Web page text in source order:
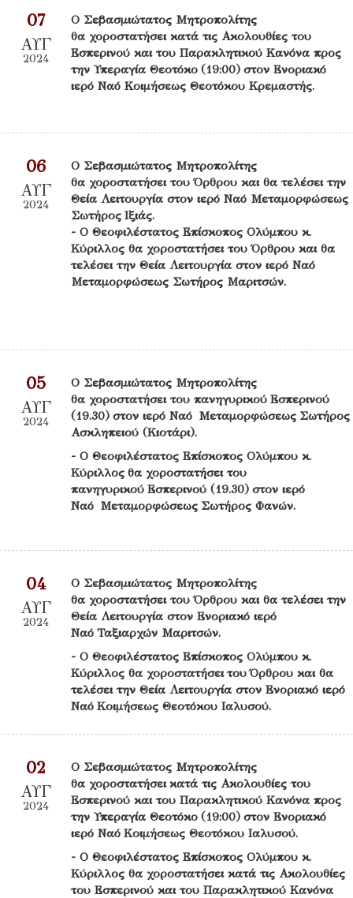
07
ΑΥΓ
2024
Ο Σεβασμιώτατος Μητροπολίτης
θα χοροστατήσει κατά τις Ακολουθίες του
Εσπερινού και του Παρακλητικού Κανόνα προς
την Υπεραγία Θεοτόκο (19:00) στον Ενοριακό
ιερό Ναό Κοιμήσεως Θεοτόκου Κρεμαστής.
06
ΑΥΓ
2024
Ο Σεβασμιώτατος Μητροπολίτης
θα χοροστατήσει του Όρθρου και θα τελέσει την
Θεία Λειτουργία στον ιερό Ναό Μεταμορφώσεως
Σωτήρος Ιξιάς.
- Ο Θεοφιλέστατος Επίσκοπος Ολύμπου κ.
Κύριλλος θα χοροστατήσει του Όρθρου και θα
τελέσει την Θεία Λειτουργία στον ιερό Ναό
Μεταμορφώσεως Σωτήρος Μαριτσών.
05
ΑΥΓ
2024
Ο Σεβασμιώτατος Μητροπολίτης
θα χοροστατήσει του πανηγυρικού Εσπερινού
(19.30) στον ιερό Ναό Μεταμορφώσεως Σωτήρος
Ασκληπειού (Κιοτάρι).
- Ο Θεοφιλέστατος Επίσκοπος Ολύμπου κ.
Κύριλλος θα χοροστατήσει του
πανηγυρικού Εσπερινού (19.30) στον ιερό
Ναό Μεταμορφώσεως Σωτήρος Φανών.
04
ΑΥΓ
2024
Ο Σεβασμιώτατος Μητροπολίτης
θα χοροστατήσει του Όρθρου και θα τελέσει την
Θεία Λειτουργία στον Ενοριακό ιερό
Ναό Ταξιαρχών Μαριτσών.
- Ο Θεοφιλέστατος Επίσκοπος Ολύμπου κ.
Κύριλλος θα χοροστατήσει του Όρθρου και θα
τελέσει την Θεία Λειτουργία στον Ενοριακό ιερό
Ναό Κοιμήσεως Θεοτόκου Ιαλυσού.
02
ΑΥΓ
2024
Ο Σεβασμιώτατος Μητροπολίτης
θα χοροστατήσει κατά τις Ακολουθίες του
Εσπερινού και του Παρακλητικού Κανόνα προς
την Υπεραγία Θεοτόκο (19:00) στον Ενοριακό
ιερό Ναό Κοιμήσεως Θεοτόκου Ιαλυσού.
- Ο Θεοφιλέστατος Επίσκοπος Ολύμπου κ.
Κύριλλος θα χοροστατήσει κατά τις Ακολουθίες
του Εσπερινού και του Παρακλητικού Κανόνα